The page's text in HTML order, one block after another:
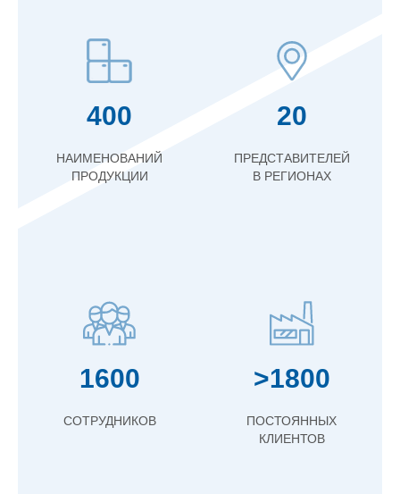
400
НАИМЕНОВАНИЙ
ПРОДУКЦИИ
20
ПРЕДСТАВИТЕЛЕЙ
В РЕГИОНАХ
1600
СОТРУДНИКОВ
>1800
ПОСТОЯННЫХ
КЛИЕНТОВ